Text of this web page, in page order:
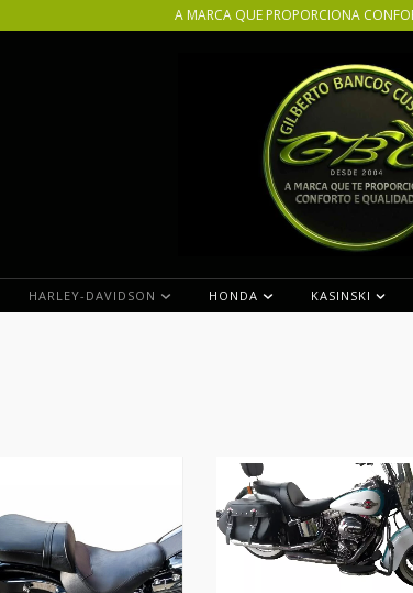
A MARCA QUE PROPORCIONA
HARLEY-DAVIDSON HONDA KASINSKI